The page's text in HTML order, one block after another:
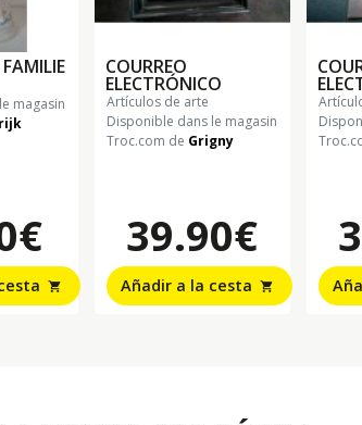
magasin
shopping_cart
COURREO
ELECTRÓNICO
artículos de arte
Disponible dans le magasin
Troc.com de Grigny
39.90€
Añadir a la cesta shopping_cart